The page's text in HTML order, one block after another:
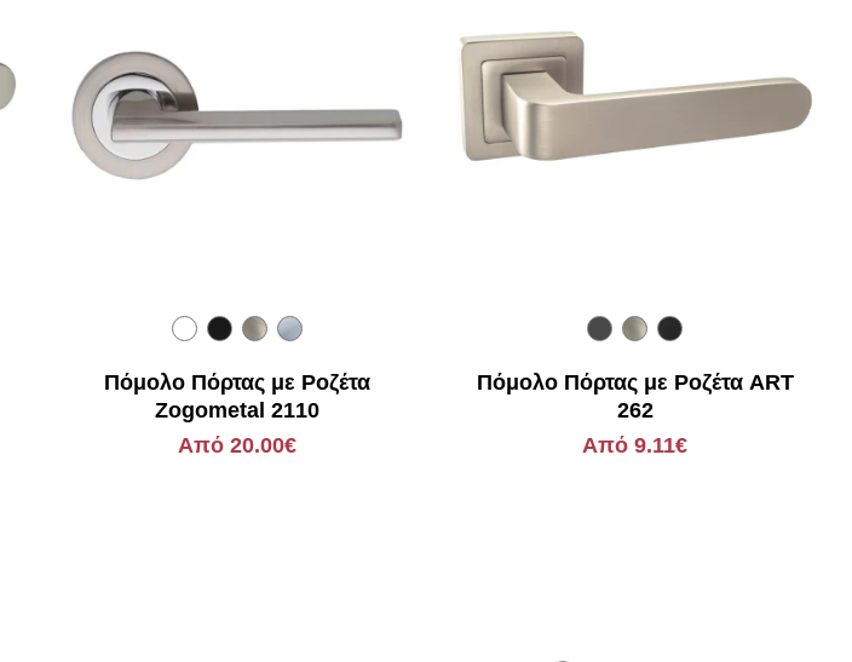
Πόμολο Πόρτας με Ροζέτα
Zogometal 2110
Από 20.00€
Πόμολο Πόρτας με Ροζέτα ART
262
Από 9.11€